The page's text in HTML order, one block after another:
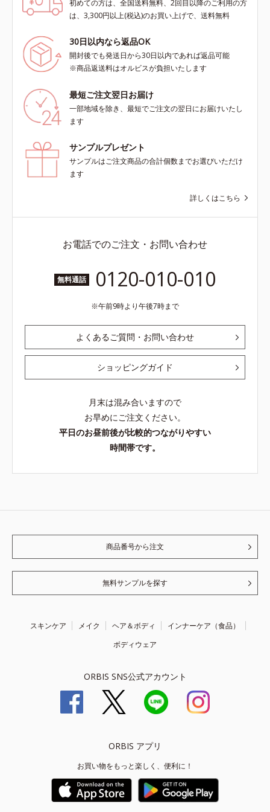
初めての方は、全国送料無料、2回目以降のご利用の方
は、3,300円以上(税込)のお買い上げで、送料無料
30日以内なら返品OK
開封後でも発送日から30日以内であれば返品可能
※商品返送料はオルビスが負担いたします
最短ご注文翌日お届け
一部地域を除き、最短でご注文の翌日にお届けいたし
ます
サンプルプレゼント
サンプルはご注文商品の合計個数までお選びいただけ
ます
詳しくはこちら
お電話でのご注文・お問い合わせ
無料通話 0120-010-010
午前9時より午後7時まで
よくあるご質問・お問い合わせ
ショッピングガイド
月末は混み合いますので
お早めにご注文ください。
平日のお昼前後が比較的つながりやすい
時間帯です。
商品番号から注文
無料サンプルを探す
スキンケア メイク ヘア＆ボディ
インナーケア（食品）
ボディウェア
ORBIS SNS公式アカウント
ORBIS アプリ
お買い物をもっと楽しく、便利に！